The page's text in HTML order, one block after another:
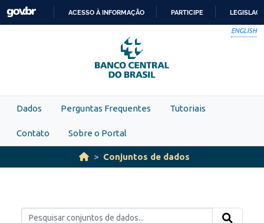
Skip to main content
PARA
O
CONTEÚDO
ACESSO À INFORMAÇÃO PARTICIPE
ENGLISH
Dados Perguntas Frequentes Tutoriais
Contato Sobre o Portal
Conjuntos de dados